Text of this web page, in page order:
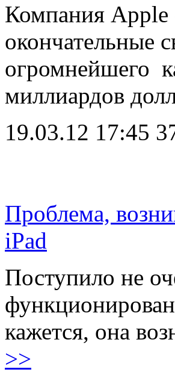
Компания Apple
окончательные
огромнейшего
миллиардов
19.03.12 17:45
Проблема,
iPad
Поступило не
кажется, она
>>